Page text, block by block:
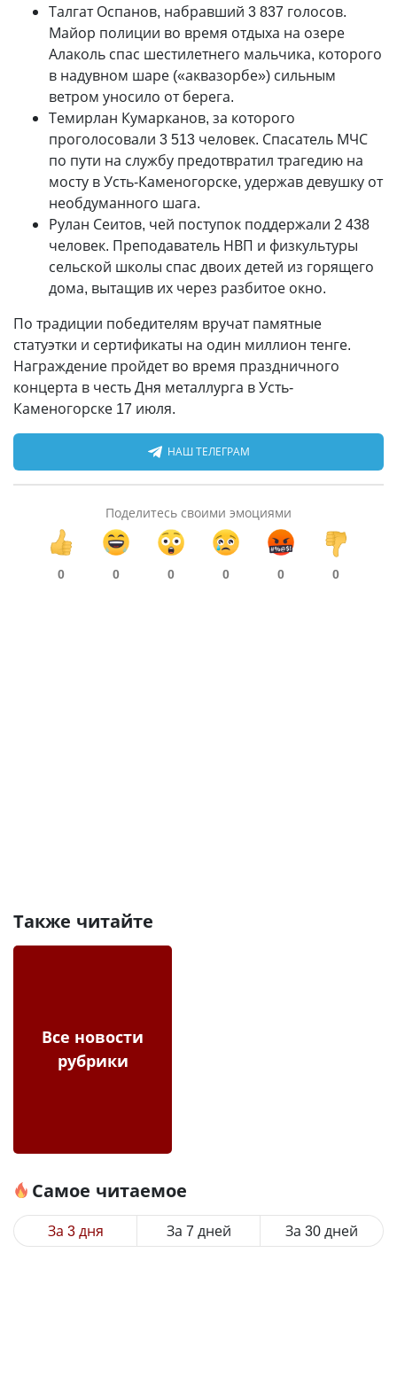
Талгат Оспанов, набравший 3 837 голосов.
Майор полиции во время отдыха на озере
Алаколь спас шестилетнего мальчика, которого
в надувном шаре («аквазорбе») сильным
ветром уносило от берега.
Темирлан Кумарканов, за которого
проголосовали 3 513 человек. Спасатель МЧС
по пути на службу предотвратил трагедию на
мосту в Усть-Каменогорске, удержав девушку от
необдуманного шага.
Рулан Сеитов, чей поступок поддержали 2 438
человек. Преподаватель НВП и физкультуры
сельской школы спас двоих детей из горящего
дома, вытащив их через разбитое окно.
По традиции победителям вручат памятные
статуэтки и сертификаты на один миллион тенге.
Награждение пройдет во время праздничного
концерта в честь Дня металлурга в Усть-
Каменогорске 17 июля.
НАШ ТЕЛЕГРАМ
Поделитесь своими эмоциями
0 0 0 0 0 0
Также читайте
Все новости
рубрики
Самое читаемое
За 3 дня За 7 дней За 30 дней